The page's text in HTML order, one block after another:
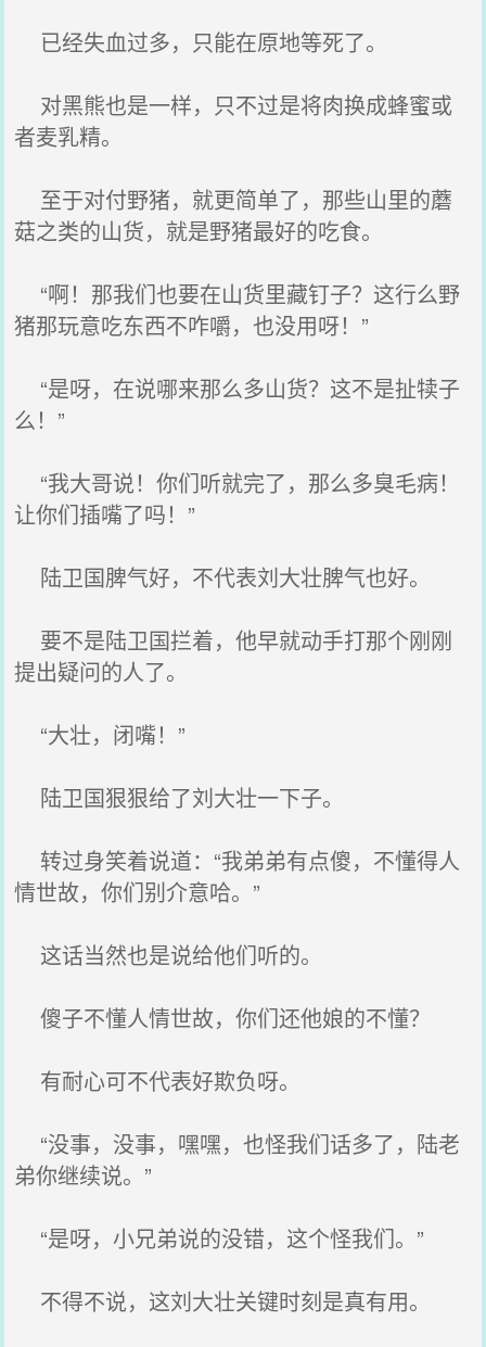
已经失血过多，只能在原地等死了。
对黑熊也是一样，只不过是将肉换成蜂蜜或
者麦乳精。
至于对付野猪，就更简单了，那些山里的蘑
菇之类的山货，就是野猪最好的吃食。
“啊！那我们也要在山货里藏钉子？这行么野
猪那玩意吃东西不咋嚼，也没用呀！”
“是呀，在说哪来那么多山货？这不是扯犊子
么！”
“我大哥说！你们听就完了，那么多臭毛病！
让你们插嘴了吗！”
陆卫国脾气好，不代表刘大壮脾气也好。
要不是陆卫国拦着，他早就动手打那个刚刚
提出疑问的人了。
“大壮，闭嘴！”
陆卫国狠狠给了刘大壮一下子。
转过身笑着说道：“我弟弟有点傻，不懂得人
情世故，你们别介意哈。”
这话当然也是说给他们听的。
傻子不懂人情世故，你们还他娘的不懂？
有耐心可不代表好欺负呀。
“没事，没事，嘿嘿，也怪我们话多了，陆老
弟你继续说。”
“是呀，小兄弟说的没错，这个怪我们。”
不得不说，这刘大壮关键时刻是真有用。